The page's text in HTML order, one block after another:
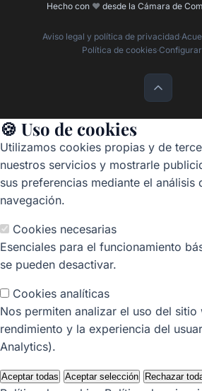
Hecho con ❤️ desde la Cámara de
Aviso legal y política de privacidad·
Política de cookies·
🍪 Uso de cookies
Utilizamos cookies propias y de
nuestros servicios y mostrarle
sus preferencias mediante el análisis
navegación.
Cookies necesarias
Esenciales para el funcionamiento
se pueden desactivar.
Cookies analíticas
Nos permiten analizar el uso del
rendimiento y la experiencia del
Analytics).
Aceptar todas Aceptar selección Rechazar